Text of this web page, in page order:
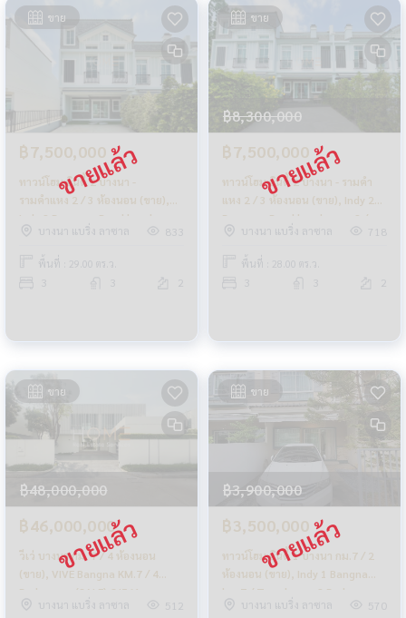
ขาย
฿7,500,000
ทาวน์โฮม อินดี้ 2 บางนา -
รามคำแหง 2 / 3 ห้องนอน (ขาย),
Indy 2 Bangna - Ramkhamhaeng
2 / Townhome 3 Bedrooms
(FOR SALE) CJ160
บางนา แบริ่ง ลาซาล 833
พื้นที่ : 29.00 ตร.ว.
ขาย
฿8,300,000
฿7,500,000
ทาวน์โฮม อินดี้ 2 บางนา - รามคํา
แหง 2 / 3 ห้องนอน (ขาย), Indy 2
Bangna - Ramkhamhaeng 2 /
Townhome 3 Bedrooms (FOR
SALE) CJ159
บางนา แบริ่ง ลาซาล 718
พื้นที่ : 28.00 ตร.ว.
ขาย
฿48,000,000
฿46,000,000
วีเว่ บางนา กม. 7 / 4 ห้องนอน
(ขาย), VIVE Bangna KM.7 / 4
Bedrooms (SALE) CJ561
บางนา แบริ่ง ลาซาล
512
ขาย
฿3,900,000
฿3,500,000
ทาวน์โฮม อินดี้ 1 บางนา กม.7 / 2
ห้องนอน (ขาย), Indy 1 Bangna
km.7 / Townhome 2 Bedrooms
(FOR SALE) CJ131
บางนา แบริ่ง ลาซาล 570